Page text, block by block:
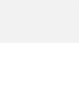
despre
alegerea